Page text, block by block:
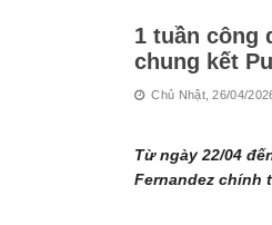
1 tuần công
chung kết
Chủ Nhật, 26/04/
Từ ngày 22/04
Fernandez chính